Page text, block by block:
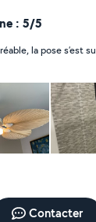
: 5/5
la pose s’est
Contacter